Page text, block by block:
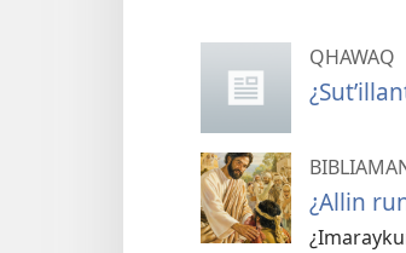
QHAWAQ
¿Allin